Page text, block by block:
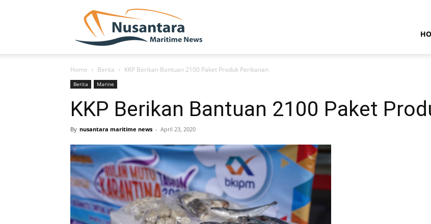
Home Berita KKP Berikan Bantuan 2100 Paket Produk Perikanan
Berita Marine
KKP Berikan Bantuan 2100 Paket
By nusantara maritime news - April 23, 2020